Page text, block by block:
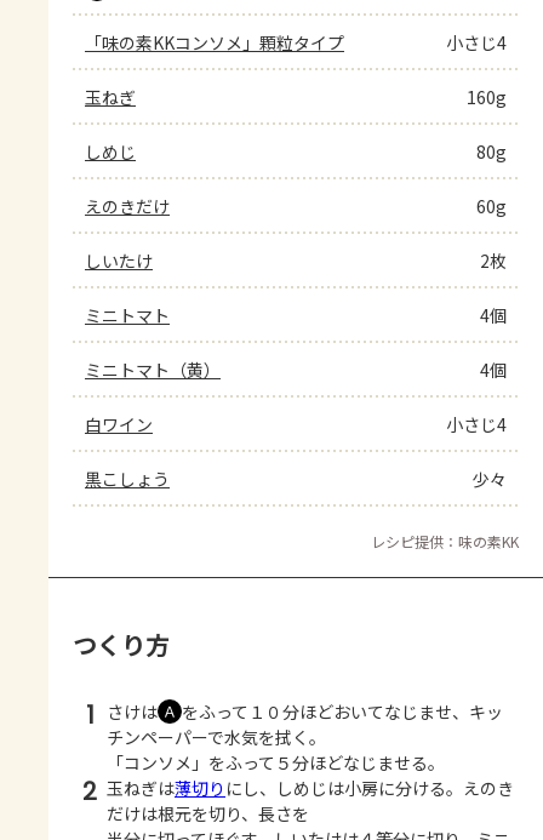
「味の素KKコンソメ」顆粒タイプ 小さじ4
玉ねぎ 160g
しめじ 80g
えのきだけ 60g
しいたけ 2枚
ミニトマト 4個
ミニトマト（黄） 4個
白ワイン 小さじ4
黒こしょう 少々
レシピ提供：味の素KK
つくり方
1 さけは Ａ をふって１０分ほどおいてなじませ、キッ
チンペーパーで水気を拭く。
「コンソメ」をふって５分ほどなじませる。
2 玉ねぎは薄切り にし、しめじは小房に分ける。えのき
だけは根元を切り、長さを